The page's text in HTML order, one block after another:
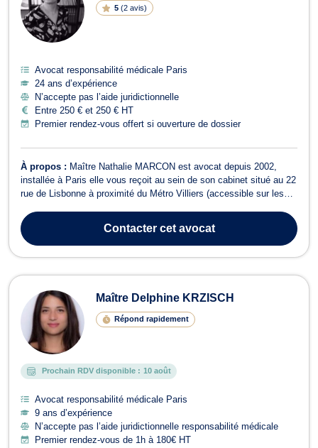
5 (2 avis)
Avocat responsabilité médicale Paris
24 ans d’expérience
N’accepte pas l’aide juridictionnelle
Entre 250 € et 250 € HT
Premier rendez-vous offert si ouverture de dossier
À propos : Maître Nathalie MARCON est avocat depuis 2002,
installée à Paris elle vous reçoit au sein de son cabinet situé au 22
rue de Lisbonne à proximité du Métro Villiers (accessible sur les
conférences à l'Université et elle enseigne le contentieux
administratif, le dro...Contactercet avocat
Maître Delphine KRZISCH
Répond rapidement
Prochain RDV disponible : 10 août
Avocat responsabilité médicale Paris
9 ans d’expérience
N’accepte pas l’aide juridictionnelle responsabilité médicale
Premier rendez-vous de 1h à 180€ HT